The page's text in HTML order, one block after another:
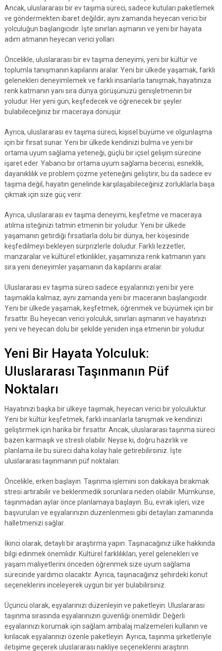
Ancak, uluslararası bir ev taşıma süreci, sadece kutuları paketlemek
ve göndermekten ibaret değildir; aynı zamanda heyecan verici bir
yolculuğun başlangıcıdır. İşte sınırları aşmanın ve yeni bir hayata
adım atmanın heyecan verici yolları.
Öncelikle, uluslararası bir ev taşıma deneyimi, yeni bir kültür ve
toplumla tanışmanın kapılarını aralar. Yeni bir ülkede yaşamak, farklı
gelenekleri deneyimlemek ve farklı insanlarla tanışmak, hayatınıza
renk katmanın yanı sıra dünya görüşünüzü genişletmenin bir
yoludur. Her yeni gün, keşfedecek ve öğrenecek bir şeyler
bulabileceğiniz bir maceraya dönüşür.
Ayrıca, uluslararası ev taşıma süreci, kişisel büyüme ve olgunlaşma
için bir fırsat sunar. Yeni bir ülkede kendinizi bulma ve yeni bir
ortama uyum sağlama yeteneği, güçlü bir içsel gelişim sürecine
işaret eder. Yabancı bir ortama uyum sağlama becerisi, esneklik,
dayanıklılık ve problem çözme yeteneğini geliştirir, bu da sadece ev
taşıma değil, hayatın genelinde karşılaşabileceğiniz zorluklarla başa
çıkmak için size güç verir.
Ayrıca, uluslararası ev taşıma deneyimi, keşfetme ve maceraya
atılma isteğinizi tatmin etmenin bir yoludur. Yeni bir ülkede
yaşamanın getirdiği fırsatlarla dolu bir dünya, her köşesinde
keşfedilmeyi bekleyen sürprizlerle doludur. Farklı lezzetler,
manzaralar ve kültürel etkinlikler, yaşamınıza renk katmanın yanı
sıra yeni deneyimler yaşamanın da kapılarını aralar.
Uluslararası ev taşıma süreci sadece eşyalarınızı yeni bir yere
taşımakla kalmaz, aynı zamanda yeni bir maceranın başlangıcıdır.
Yeni bir ülkede yaşamak, keşfetmek, öğrenmek ve büyümek için bir
fırsattır. Bu heyecan verici yolculuk, sınırları aşmanın ve hayatınızı
yeni ve heyecan dolu bir şekilde yeniden inşa etmenin bir yoludur.
Yeni Bir Hayata Yolculuk:
Uluslararası Taşınmanın Püf
Noktaları
Hayatınızı başka bir ülkeye taşımak, heyecan verici bir yolculuktur.
Yeni bir kültür keşfetmek, farklı insanlarla tanışmak ve kendinizi
geliştirmek için harika bir fırsattır. Ancak, uluslararası taşınma süreci
bazen karmaşık ve stresli olabilir. Neyse ki, doğru hazırlık ve
planlama ile bu süreci daha kolay hale getirebilirsiniz. İşte
uluslararası taşınmanın püf noktaları:
Öncelikle, erken başlayın. Taşınma işlemini son dakikaya bırakmak
stresi artırabilir ve beklenmedik sorunlara neden olabilir. Mümkünse,
taşınmadan aylar önce planlamaya başlayın. Bu, evrak işleri, vize
başvuruları ve eşyalarınızın düzenlenmesi gibi detayları zamanında
halletmenizi sağlar.
İkinci olarak, detaylı bir araştırma yapın. Taşınacağınız ülke hakkında
bilgi edinmek önemlidir. Kültürel farklılıkları, yerel gelenekleri ve
yaşam maliyetlerini önceden öğrenmek size uyum sağlama
sürecinde yardımcı olacaktır. Ayrıca, taşınacağınız şehirdeki konut
seçeneklerini inceleyerek uygun bir yer bulabilirsiniz.
Üçüncü olarak, eşyalarınızı düzenleyin ve paketleyin. Uluslararası
taşınma sırasında eşyalarınızın güvenliği önemlidir. Değerli
eşyalarınızı korumak için sağlam ambalaj malzemeleri kullanın ve
kırılacak eşyalarınızı özenle paketleyin. Ayrıca, taşınma şirketleriyle
iletişime geçerek uluslararası nakliye seçeneklerini araştırın.